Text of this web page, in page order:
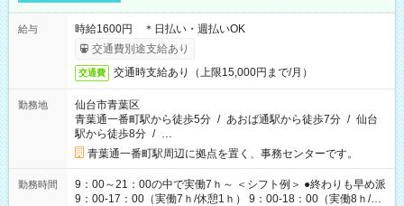
給与
時給1600円 ＊日払い・週払いOK
交通費別途支給あり
交通費 交通時支給あり（上限15,000円まで/月）
勤務地
仙台市青葉区
青葉通一番町駅から徒歩5分 / あおば通駅から徒歩7分 / 仙台
駅から徒歩8分 / …
青葉通一番町駅周辺に拠点を置く、事務センターです。
勤務時間
9：00～21：00の中で実働7ｈ～ ＜シフト例＞ ●終わりも早め派
9：00-17：00（実働7ｈ/休憩1ｈ） 9：00-18：00（実働8ｈ/休